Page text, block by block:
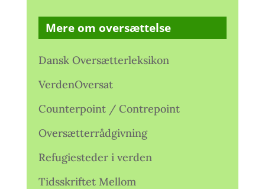
Mere om oversættelse
Dansk Oversætterleksikon
VerdenOversat
Counterpoint / Contrepoint
Oversætterrådgivning
Refugiesteder i verden
Tidsskriftet Mellom